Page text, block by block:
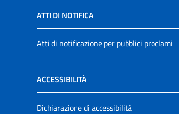
ATTI DI NOTIFICA
Atti di notificazione per pubblici proclami
ACCESSIBILITÀ
Dichiarazione di accessibilità